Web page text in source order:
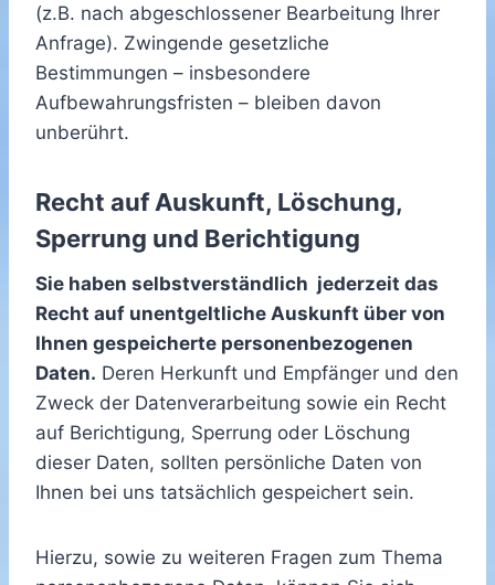
(z.B. nach abgeschlossener Bearbeitung Ihrer
Anfrage). Zwingende gesetzliche
Bestimmungen – insbesondere
Aufbewahrungsfristen – bleiben davon
unberührt.
Recht auf Auskunft, Löschung,
Sperrung und Berichtigung
Sie haben selbstverständlich jederzeit das
Recht auf unentgeltliche Auskunft über von
Ihnen gespeicherte personenbezogenen
Daten. Deren Herkunft und Empfänger und den
Zweck der Datenverarbeitung sowie ein Recht
auf Berichtigung, Sperrung oder Löschung
dieser Daten, sollten persönliche Daten von
Ihnen bei uns tatsächlich gespeichert sein.
Hierzu, sowie zu weiteren Fragen zum Thema